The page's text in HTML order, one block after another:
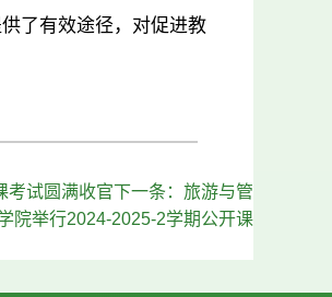
了有效途径，对促进教
考试圆满收官​下一条： 旅游与管
院举行2024-2025-2学期公开课